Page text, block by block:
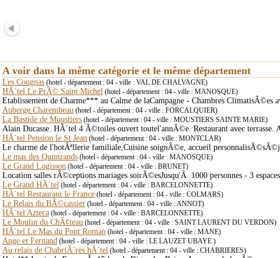
A voir dans la même catégorie et le même département
Les Cougnas (hotel - département : 04 - ville : VAL DE CHALVAGNE)
HÃ´tel Le PrÃ© Saint Michel (hotel - département : 04 - ville : MANOSQUE)
Etablissement de Charme*** au Calme de laCampagne - Chambres ClimatisÃ©es
Auberge Charembeau (hotel - département : 04 - ville : FORCALQUIER)
La Bastide de Moustiers (hotel - département : 04 - ville : MOUSTIERS SAINTE MARIE)
Alain Ducasse. HÃ´tel 4 Ã©toiles ouvert toutel'annÃ©e. Restaurant avec terrasse.
HÃ´tel Pension le St Jean (hotel - département : 04 - ville : MONTCLAR)
Le charme de l'hotÃªllerie familiale,Cuisine soignÃ©e, accueil
Le mas des Quintrands (hotel - département : 04 - ville : MANOSQUE)
Le Grand Logisson (hotel - département : 04 - ville : BRUNET)
Location salles rÃ©ceptions mariages soirÃ©esJusqu'Ã 1000 personnes - 3
Le Grand HÃ´tel (hotel - département : 04 - ville : BARCELONNETTE)
HÃ´tel Restaurant le France (hotel - département : 04 - ville : COLMARS)
Le Relais du BÃ©cassier (hotel - département : 04 - ville : ANNOT)
HÃ´tel Azteca (hotel - département : 04 - ville : BARCELONNETTE)
Le Moulin du ChÃ¢teau (hotel - département : 04 - ville : SAINT LAURENT DU VERDON)
HÃ´tel Le Mas du Pont Roman (hotel - département : 04 - ville : MANE)
Ange et Fernand (hotel - département : 04 - ville : LE LAUZET UBAYE )
Au relais de ChabriÃ¨res hÃ´tel (hotel - département : 04 - ville : CHABRIERES)